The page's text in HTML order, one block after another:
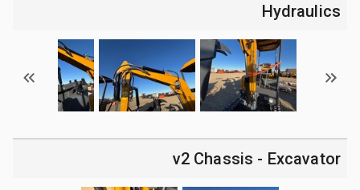
Hydraulics
v2 Chassis - Excavator